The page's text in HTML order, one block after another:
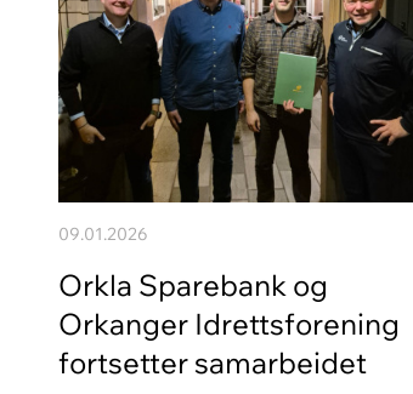
09.01.2026
Orkla Sparebank og
Orkanger Idrettsforening
fortsetter samarbeidet